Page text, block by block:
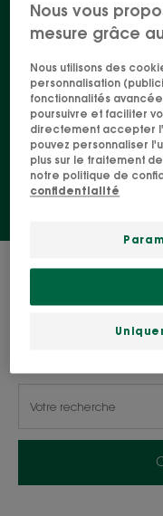
gamme
formules
déclinées dans
feront voyager
douches, crèmes
0 résultat
Nous vous
mesure grâce
Nous utilisons des
personnalisation
fonctionnalités
poursuivre et faciliter
directement accepter
pouvez personnaliser
plus sur le traitement
notre politique de
confidentialité